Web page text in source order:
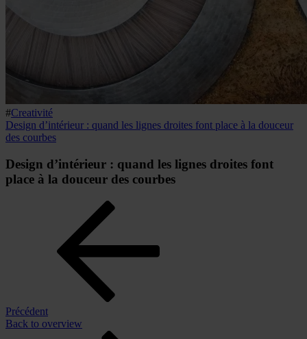
#Creativité
Design d’intérieur : quand les lignes droites font place à la douceur
des courbes
Design d’intérieur : quand les lignes droites font
place à la douceur des courbes
Précédent
Back to overview